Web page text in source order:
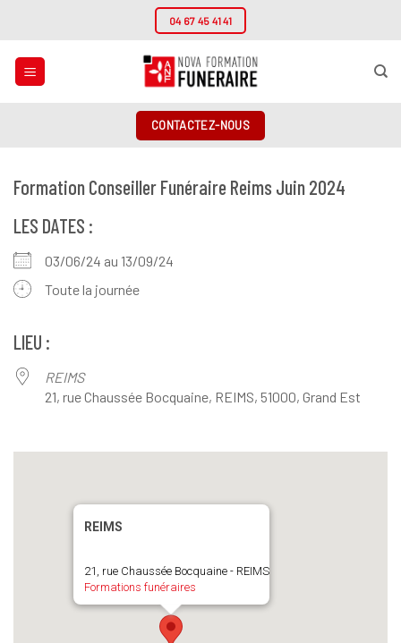
contenu
04 67 45 41 41
CONTACTEZ-NOUS
Formation Conseiller Funéraire Reims Juin 2024
LES DATES :
03/06/24 au 13/09/24
Toute la journée
LIEU :
REIMS
21, rue Chaussée Bocquaine, REIMS, 51000, Grand Est
REIMS
21, rue Chaussée Bocquaine - REIMS
Formations funéraires